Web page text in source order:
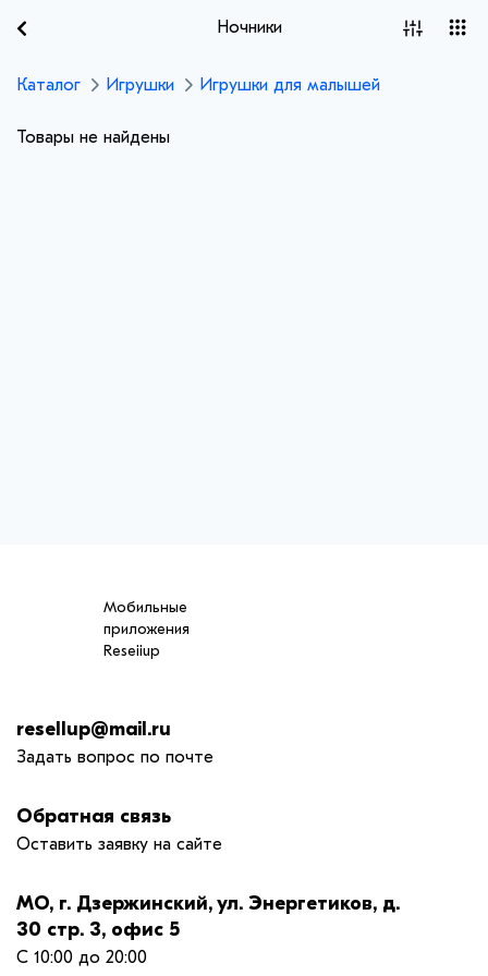
Ночники
Каталог Игрушки Игрушки для малышей
Товары не найдены
Мобильные
приложения
Reseiiup
resellup@mail.ru
Задать вопрос по почте
Обратная связь
Оставить заявку на сайте
МО, г. Дзержинский, ул. Энергетиков, д.
30 стр. 3, офис 5
С 10:00 до 20:00